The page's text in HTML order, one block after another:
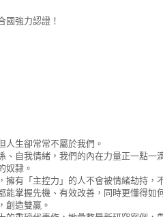
國強力認證！
人生卻常常不屬於我們。
、自我情緒，我們的內在力量正一點一
奴隸。
擁有「主控力」的人不會被情緒劫持，
能掌握先機、有效改善，同時更懂得如
創造雙贏。